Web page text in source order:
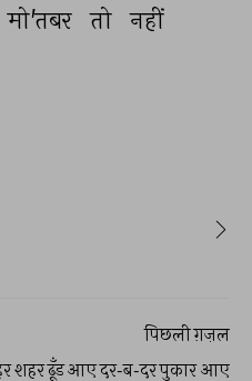
मो'तबर तो नहीं
पिछली ग़ज़ल
शहर ढूँड आए दर-ब-दर पुकार आए